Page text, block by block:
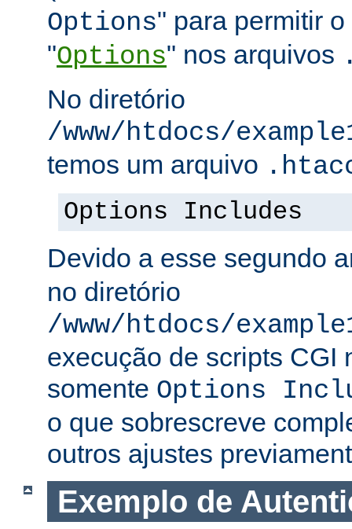
Options" para permitir
"Options" nos arquivos
No diretório
/www/htdocs/
temos um arquivo
Options Includes
Devido a esse segundo
no diretório
/www/htdocs/
execução de scripts CGI
somente Options
o que sobrescreve
outros ajustes
Exemplo de